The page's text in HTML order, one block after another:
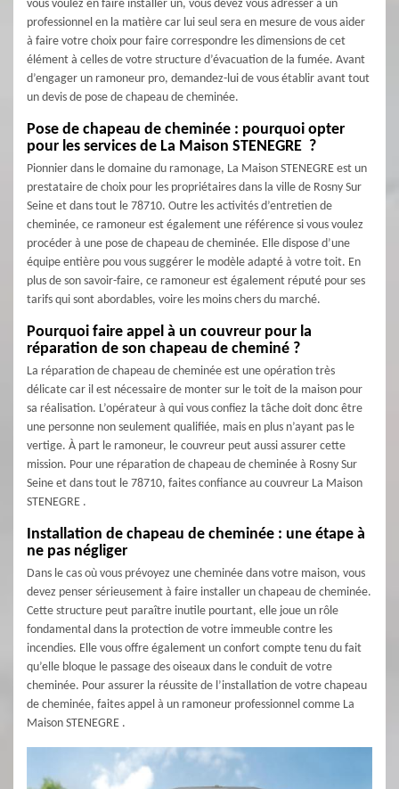
vous voulez en faire installer un, vous devez vous adresser à un
professionnel en la matière car lui seul sera en mesure de vous aider
à faire votre choix pour faire correspondre les dimensions de cet
élément à celles de votre structure d’évacuation de la fumée. Avant
d’engager un ramoneur pro, demandez-lui de vous établir avant tout
un devis de pose de chapeau de cheminée.
Pose de chapeau de cheminée : pourquoi opter
pour les services de La Maison STENEGRE ?
Pionnier dans le domaine du ramonage, La Maison STENEGRE est un
prestataire de choix pour les propriétaires dans la ville de Rosny Sur
Seine et dans tout le 78710. Outre les activités d’entretien de
cheminée, ce ramoneur est également une référence si vous voulez
procéder à une pose de chapeau de cheminée. Elle dispose d’une
équipe entière pou vous suggérer le modèle adapté à votre toit. En
plus de son savoir-faire, ce ramoneur est également réputé pour ses
tarifs qui sont abordables, voire les moins chers du marché.
Pourquoi faire appel à un couvreur pour la
réparation de son chapeau de cheminé ?
La réparation de chapeau de cheminée est une opération très
délicate car il est nécessaire de monter sur le toit de la maison pour
sa réalisation. L’opérateur à qui vous confiez la tâche doit donc être
une personne non seulement qualifiée, mais en plus n’ayant pas le
vertige. À part le ramoneur, le couvreur peut aussi assurer cette
mission. Pour une réparation de chapeau de cheminée à Rosny Sur
Seine et dans tout le 78710, faites confiance au couvreur La Maison
STENEGRE .
Installation de chapeau de cheminée : une étape à
ne pas négliger
Dans le cas où vous prévoyez une cheminée dans votre maison, vous
devez penser sérieusement à faire installer un chapeau de cheminée.
Cette structure peut paraître inutile pourtant, elle joue un rôle
fondamental dans la protection de votre immeuble contre les
incendies. Elle vous offre également un confort compte tenu du fait
qu’elle bloque le passage des oiseaux dans le conduit de votre
cheminée. Pour assurer la réussite de l’installation de votre chapeau
de cheminée, faites appel à un ramoneur professionnel comme La
Maison STENEGRE .